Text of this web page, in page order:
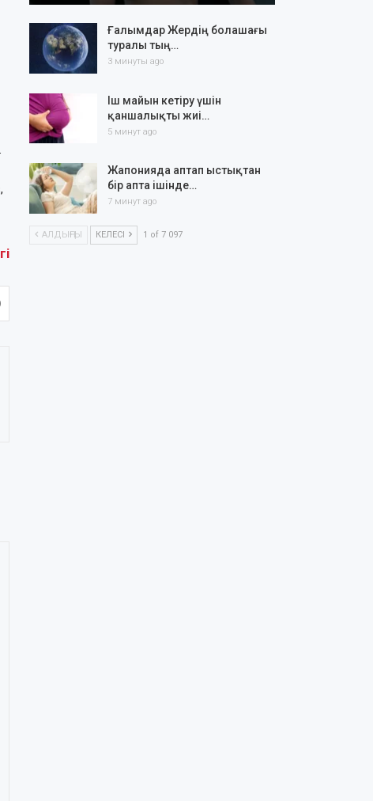
Ғалымдар Жердің болашағы
туралы тың…
3 минуты ago
Іш майын кетіру үшін
қаншалықты жиі…
5 минут ago
Жапонияда аптап ыстықтан
бір апта ішінде…
7 минут ago
АЛДЫҢҒЫ КЕЛЕСІ 1 of 7 097